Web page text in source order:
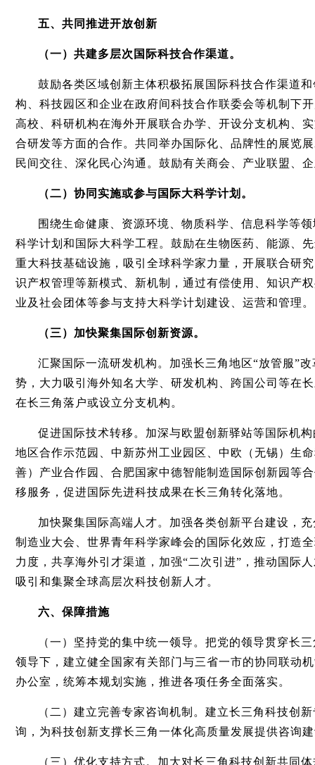
五、共同推进开放创新
（一）共建多层次国际科技合作渠道。
鼓励各类区域创新主体积极拓展国际科技合作渠道
构、科技园区和企业在政府间科技合作联委会等机制下
高校、科研机构在海外开展联合办学、开设分支机构、
合研发等方面的合作。共同举办国际化、品牌性的展览
民间交往、深化民心沟通。鼓励有关商会、产业联盟、
（二）协同实施或参与国际大科学计划。
围绕生命健康、资源环境、物质科学、信息科学等
科学计划和国际大科学工程。鼓励在生物医药、能源、
重大科技基础设施，吸引全球科学家力量，开展联合研
识产权管理等新模式、新机制，通过有偿使用、知识产
业及社会团体等参与支持大科学计划建设、运营和管理。
（三）加快聚集国际创新资源。
汇聚国际一流研发机构。加强长三角地区“放管服”
势，大力吸引海外知名大学、研发机构、跨国公司等在
在长三角落户或设立分支机构。
促进国际技术转移。加深与欧盟创新驿站等国际机
地区合作示范园、中新苏州工业园区、中欧（无锡）生
善）产业合作园、合肥国家中德智能制造国际创新园等
移服务，促进国际先进科技成果在长三角转化落地。
加快聚集国际高端人才。加强各类创新平台建设，
制造业大会、世界青年科学家峰会的国际化效应，打造
力度，共享海外引才渠道，加强“二次引进”，推动国际
吸引和集聚全球高层次科技创新人才。
六、保障措施
（一）坚持党的集中统一领导。把党的领导贯穿长
领导下，建立健全国家有关部门与三省一市的协同联动
办公室，统筹本规划实施，推进各项任务全面落实。
（二）建立完善专家咨询机制。建立长三角科技创
询，为科技创新支撑长三角一体化高质量发展提供咨询
（三）优化支持方式。加大对长三角科技创新共同